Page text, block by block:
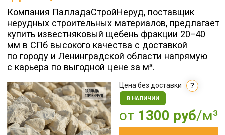
Уточнить цену с
от1300 руб/м³
В КОРЗИНУ
Щебень известняковый
20-40 мм
400-800 (15,8 %)
F 50
благоустройство территорий,
ландшафтные работы,
строительство дорог
Тип товара .................
Фракция.....................
Прочность.................
Морозостойкость....
Применение..............
Характеристики товара